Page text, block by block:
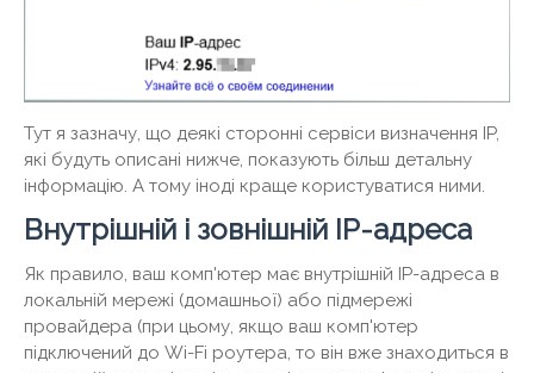
Тут я зазначу, що деякі сторонні сервіси визначення IP,
які будуть описані нижче, показують більш детальну
інформацію. А тому іноді краще користуватися ними.
Внутрішній і зовнішній IP-адреса
Як правило, ваш комп'ютер має внутрішній IP-адреса в
локальній мережі (домашньої) або підмережі
провайдера (при цьому, якщо ваш комп'ютер
підключений до Wi-Fi роутера, то він вже знаходиться в